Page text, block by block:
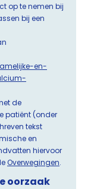
op te nemen bij
bij een
en-
de
patiënt (onder
tekst
en
hiervoor
Overwegingen.
oorzaak